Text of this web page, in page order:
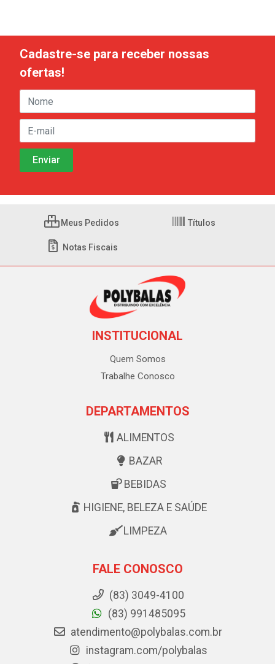
Cadastre-se para receber nossas
ofertas!
Meus Pedidos Títulos
Notas Fiscais
INSTITUCIONAL
Quem Somos
Trabalhe Conosco
DEPARTAMENTOS
ALIMENTOS
BAZAR
BEBIDAS
HIGIENE, BELEZA E SAÚDE
LIMPEZA
FALE CONOSCO
(83) 3049-4100
(83) 991485095
atendimento@polybalas.com.br
instagram.com/polybalas